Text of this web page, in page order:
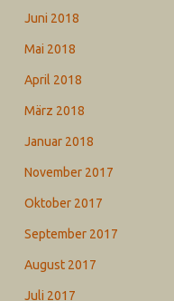
Juni 2018
Mai 2018
April 2018
März 2018
Januar 2018
November 2017
Oktober 2017
September 2017
August 2017
Juli 2017